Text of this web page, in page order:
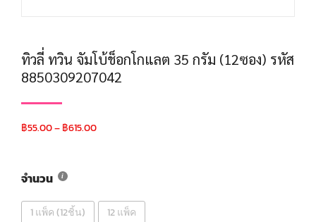
ทิวลี่ ทวิน จัมโบ้ช็อกโกแลต 35 กรัม (12ซอง) รหัส
8850309207042
฿55.00–฿615.00
จำนวน
1 แพ็ค (12ชิ้น) 12 แพ็ค